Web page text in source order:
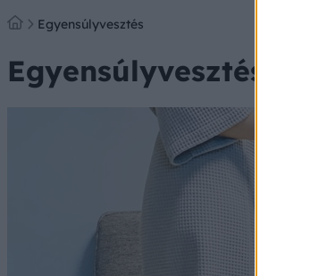
Egyensúlyvesztés
Egyensúlyvesztés